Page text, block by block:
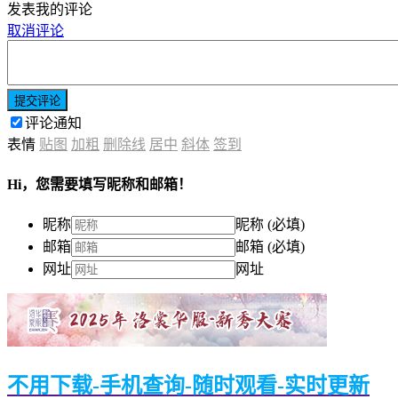
发表我的评论
取消评论
提交评论
评论通知
表情 贴图 加粗 删除线 居中 斜体 签到
Hi，您需要填写昵称和邮箱！
昵称
昵称 (必填)
邮箱
邮箱 (必填)
网址
网址
不用下载-手机查询-随时观看-实时更新